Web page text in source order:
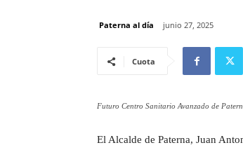
Paterna al día junio 27, 2025
Cuota
Futuro Centro Sanitario Avanzado de
El Alcalde de Paterna, Juan